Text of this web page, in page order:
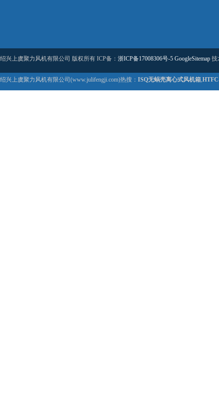
绍兴上虞聚力风机有限公司 版权所有 ICP备： 浙ICP备17008306号-5 GoogleSitemap 技
绍兴上虞聚力风机有限公司(www.julifengji.com)热搜： ISQ无蜗壳离心式风机箱,